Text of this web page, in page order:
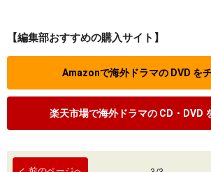
【編集部おすすめの購入サイト】
Amazonで海外ドラマの DVD を
楽天市場で海外ドラマの CD・DVD